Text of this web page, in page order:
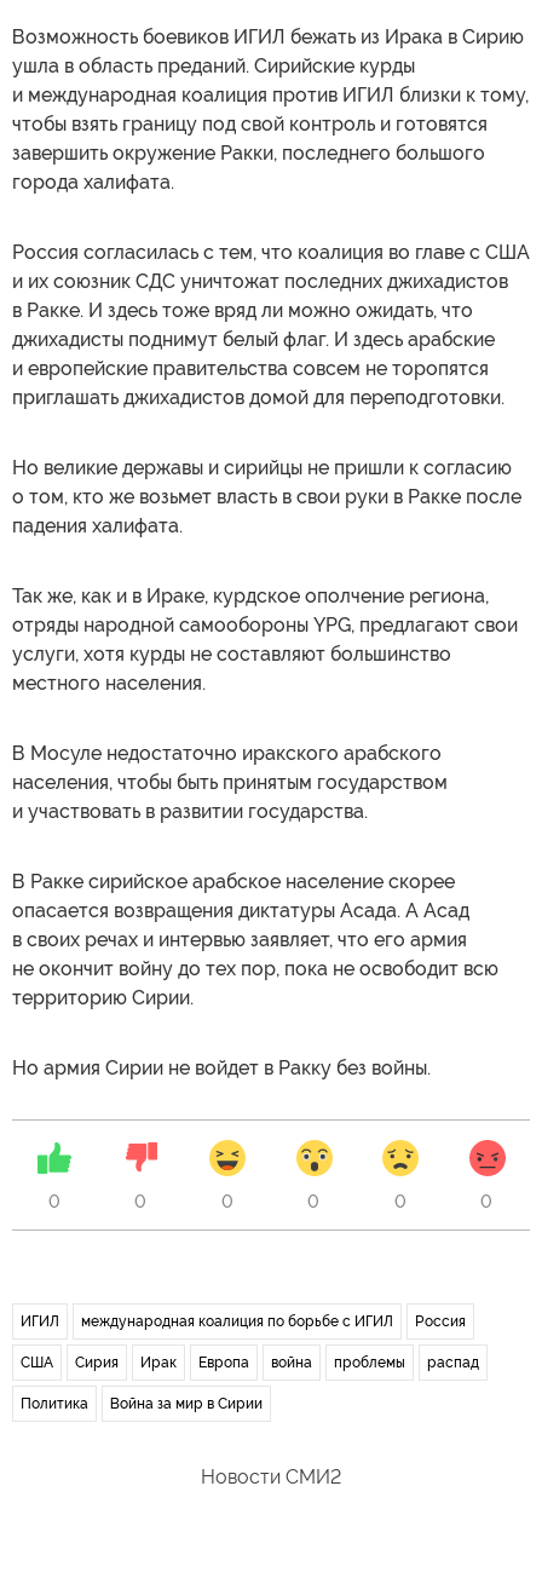
Возможность боевиков ИГИЛ бежать из Ирака в Сирию
ушла в область преданий. Сирийские курды
и международная коалиция против ИГИЛ близки к тому,
чтобы взять границу под свой контроль и готовятся
завершить окружение Ракки, последнего большого
города халифата.
Россия согласилась с тем, что коалиция во главе с США
и их союзник СДС уничтожат последних джихадистов
в Ракке. И здесь тоже вряд ли можно ожидать, что
джихадисты поднимут белый флаг. И здесь арабские
и европейские правительства совсем не торопятся
приглашать джихадистов домой для переподготовки.
Но великие державы и сирийцы не пришли к согласию
о том, кто же возьмет власть в свои руки в Ракке после
падения халифата.
Так же, как и в Ираке, курдское ополчение региона,
отряды народной самообороны YPG, предлагают свои
услуги, хотя курды не составляют большинство
местного населения.
В Мосуле недостаточно иракского арабского
населения, чтобы быть принятым государством
и участвовать в развитии государства.
В Ракке сирийское арабское население скорее
опасается возвращения диктатуры Асада. А Асад
в своих речах и интервью заявляет, что его армия
не окончит войну до тех пор, пока не освободит всю
территорию Сирии.
Но армия Сирии не войдет в Ракку без войны.
0 0 0 0 0 0
ИГИЛ международная коалиция по борьбе с ИГИЛ Россия
США Сирия Ирак Европа война проблемы распад
Политика Война за мир в Сирии
Новости СМИ2